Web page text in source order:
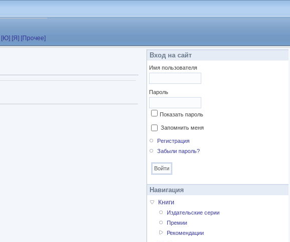
[Ю] [Я] [Прочее]
Вход на сайт
Имя пользователя
Пароль
Показать пароль
Запомнить меня
Регистрация
Забыли пароль?
Навигация
Книги
Издательские серии
Премии
Рекомендации